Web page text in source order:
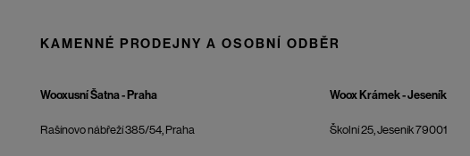
KAMENNÉ PRODEJNY A OSOBNÍ ODBĚR
Wooxusní Šatna - Praha
Rašínovo nábřeží 385/54, Praha
Woox Krámek - Jeseník
Školní 25, Jeseník 79001